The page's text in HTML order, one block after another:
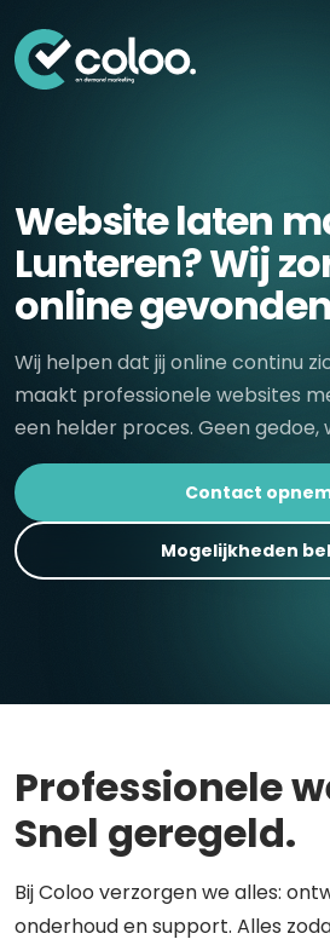
Website laten
Lunteren? Wij
online
Wij helpen dat jij online continu
maakt professionele websites
een helder proces. Geen gedoe,
Contact
Mogelijkheden
Professionele
Snel geregeld.
Bij Coloo verzorgen we alles:
onderhoud en support. Alles